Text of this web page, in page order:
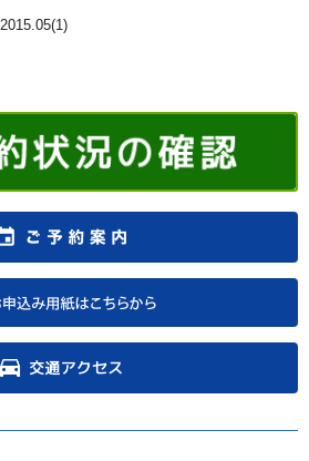
2015.05(1)